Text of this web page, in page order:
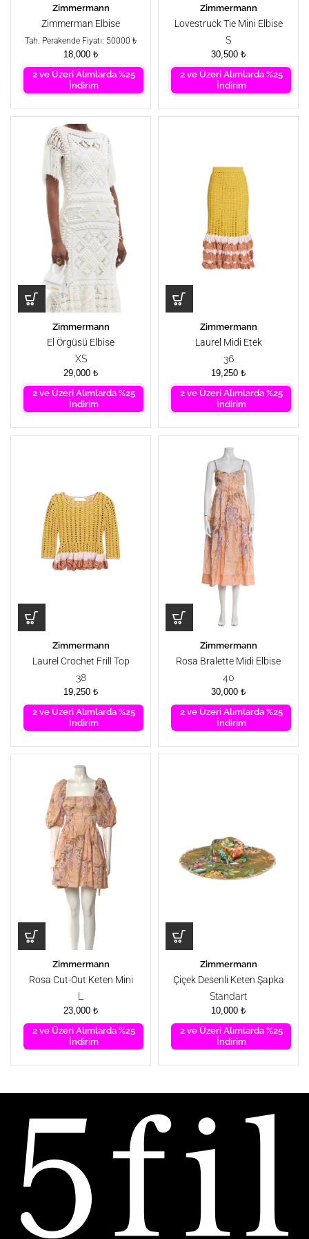
Zimmermann
Zimmerman Elbise
Tah. Perakende Fiyatı: 50000 ₺
18,000 ₺
2 ve Üzeri Alımlarda %25
İndirim
Zimmermann
Lovestruck Tie Mini Elbise
S
30,500 ₺
2 ve Üzeri Alımlarda %25
İndirim
Zimmermann
El Örgüsü Elbise
XS
29,000 ₺
2 ve Üzeri Alımlarda %25
İndirim
Zimmermann
Laurel Midi Etek
36
19,250 ₺
2 ve Üzeri Alımlarda %25
İndirim
Zimmermann
Laurel Crochet Frill Top
38
19,250 ₺
2 ve Üzeri Alımlarda %25
İndirim
Zimmermann
Rosa Bralette Midi Elbise
40
30,000 ₺
2 ve Üzeri Alımlarda %25
İndirim
Zimmermann
Rosa Cut-Out Keten Mini
Elbise
L
23,000 ₺
2 ve Üzeri Alımlarda %25
İndirim
Zimmermann
Çiçek Desenli Keten Şapka
Standart
10,000 ₺
2 ve Üzeri Alımlarda %25
İndirim